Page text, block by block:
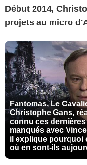
Début 2014,
projets au micro
Fantomas, Le
Christophe Gans,
connu ces
manqués avec
il explique pourquoi
où en sont-ils